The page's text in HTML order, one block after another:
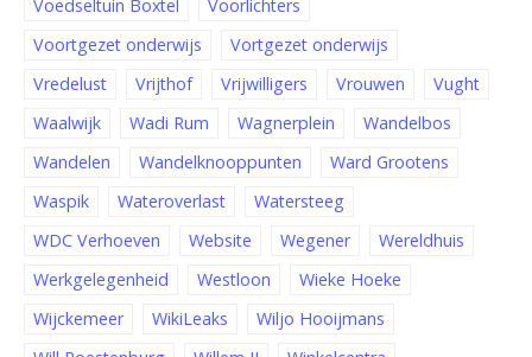
Voedseltuin Boxtel
Voorlichters
Voortgezet onderwijs
Vortgezet onderwijs
Vredelust
Vrijthof Vrijwilligers Vrouwen
Vught
Waalwijk
Wadi Rum Wagnerplein
Wandelbos
Wandelen
Wandelknooppunten
Ward Grootens
Waspik
Wateroverlast
Watersteeg
WDC Verhoeven
Website Wegener
Wereldhuis
Werkgelegenheid
Westloon
Wieke Hoeke
Wijckemeer
WikiLeaks
Wiljo Hooijmans